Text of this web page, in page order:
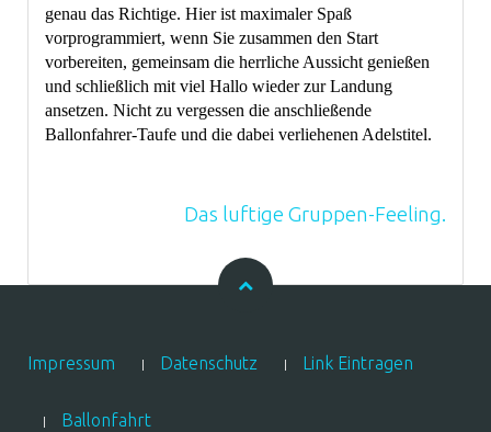
genau das Richtige. Hier ist maximaler Spaß
vorprogrammiert, wenn Sie zusammen den Start
vorbereiten, gemeinsam die herrliche Aussicht genießen
und schließlich mit viel Hallo wieder zur Landung
ansetzen. Nicht zu vergessen die anschließende
Ballonfahrer-Taufe und die dabei verliehenen Adelstitel.
Das luftige Gruppen-Feeling.
Impressum Datenschutz Link Eintragen
Ballonfahrt